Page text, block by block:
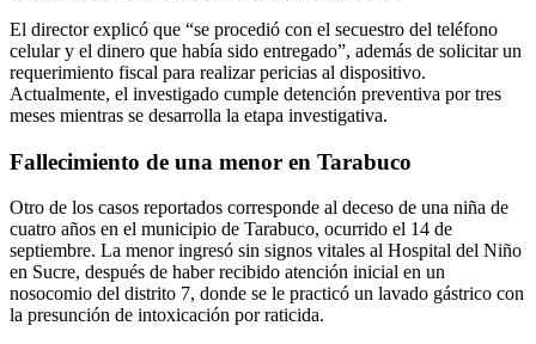
El director explicó que “se procedió con el secuestro del teléfono
celular y el dinero que había sido entregado”, además de solicitar un
requerimiento fiscal para realizar pericias al dispositivo.
Actualmente, el investigado cumple detención preventiva por tres
meses mientras se desarrolla la etapa investigativa.
Fallecimiento de una menor en Tarabuco
Otro de los casos reportados corresponde al deceso de una niña de
cuatro años en el municipio de Tarabuco, ocurrido el 14 de
septiembre. La menor ingresó sin signos vitales al Hospital del Niño
en Sucre, después de haber recibido atención inicial en un
nosocomio del distrito 7, donde se le practicó un lavado gástrico con
la presunción de intoxicación por raticida.